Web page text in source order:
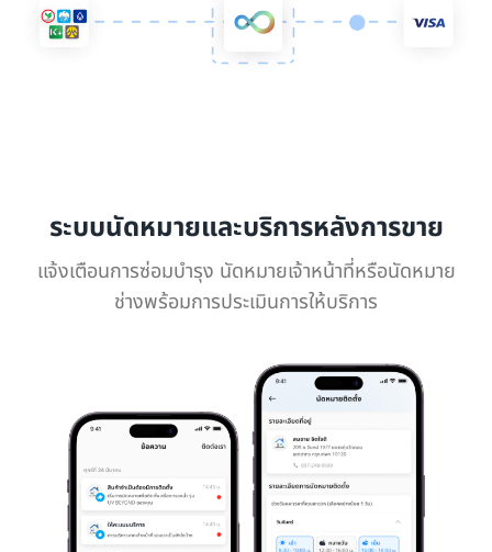
ระบบนัดหมายและบริการหลังการขาย
แจ้งเตือนการซ่อมบำรุง นัดหมายเจ้าหน้าที่หรือนัดหมาย
ช่างพร้อมการประเมินการให้บริการ